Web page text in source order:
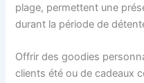
plage, permettent une
durant la période de
Offrir des goodies
clients été ou de cadeaux